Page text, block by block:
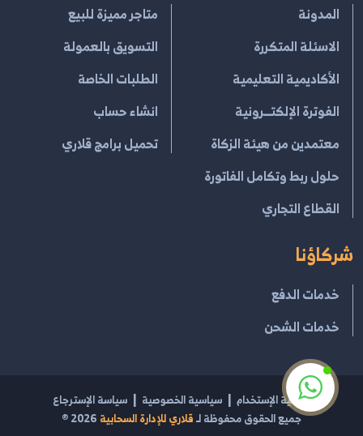
المدونة
الاسئلة المتكررة
الأكاديمية التعليمية
الفوترة الإلكتــرونية
معتمدين من هيئة الزكاة
حلول ربط وتكامل الفاتورة
القطاع التجاري
متاجر مميزة للبيع
التسويق بالعمولة
الطلبات الخاصة
انشاء حساب
تحميل برامج قلاري
شركاؤنا
خدمات الدفع
خدمات الشحن
إتفاقية الإستخدام سياسية الخصوصية
سياسة الإسترجاع
جميع الحقوق محفوظة لـقلاري للإدارة السحابية 2026
®